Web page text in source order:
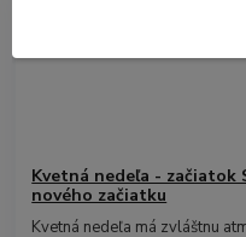
Kvetná nedeľa - začiatok
nového začiatku
Kvetná nedeľa má zvláštnu